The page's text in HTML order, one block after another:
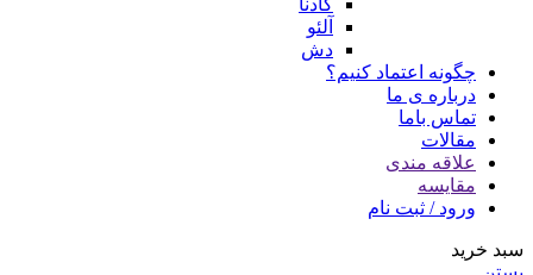
کادنا
آلئو
دش
چگونه اعتماد کنیم؟
درباره ی ما
تماس باما
مقالات
علاقه مندی
مقایسه
ورود / ثبت نام
سبد خرید